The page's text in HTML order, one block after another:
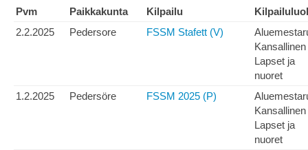
Pvm Paikkakunta Kilpailu
2.2.2025
Pedersore FSSM Stafett (V)
Kansallinen
Lapset ja
nuoret
1.2.2025
Pedersöre FSSM 2025 (P)
Kansallinen
Lapset ja
nuoret